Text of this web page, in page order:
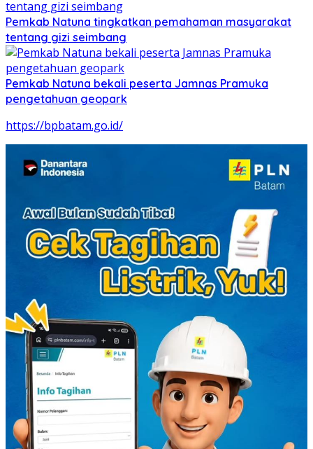
Pemkab Natuna tingkatkan pemahaman masyarakat
tentang gizi seimbang
Pemkab Natuna bekali peserta Jamnas Pramuka
pengetahuan geopark
https://bpbatam.go.id/